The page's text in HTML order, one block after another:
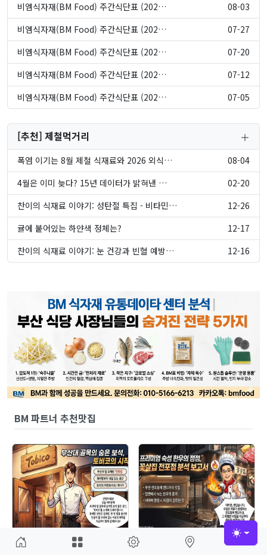
비엠식자재(BM Food) 주간식단표 (202…
08-03
비엠식자재(BM Food) 주간식단표 (202…
07-27
비엠식자재(BM Food) 주간식단표 (202…
07-20
비엠식자재(BM Food) 주간식단표 (202…
07-12
비엠식자재(BM Food) 주간식단표 (202…
07-05
[추천] 제철먹거리
폭염 이기는 8월 제철 식재료와 2026 외식…
08-04
4월은 이미 늦다? 15년 데이터가 밝혀낸 …
02-20
찬이의 식재료 이야기: 성탄절 특집 - 비타민…
12-26
귤에 붙어있는 하얀색 정체는?
12-17
찬이의 식재료 이야기: 눈 건강과 빈혈 예방…
12-16
BM 파트너 추천맛집
✨ 부산대생이 꽁꽁 숨겨 '꽃살집 전포점' 리뷰